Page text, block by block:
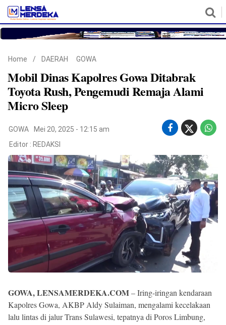
©
Copyright
2026
Lensa
Merdeka
Home / DAERAH GOWA
Mobil Dinas Kapolres Gowa Ditabrak
Toyota Rush, Pengemudi Remaja Alami
Micro Sleep
GOWA
Mei 20, 2025 - 12:15 am
Editor : REDAKSI
GOWA, LENSAMERDEKA.COM– Iring-iringan kendaraan
Kapolres Gowa, AKBP Aldy Sulaiman, mengalami kecelakaan
lalu lintas di jalur Trans Sulawesi, tepatnya di Poros Limbung,